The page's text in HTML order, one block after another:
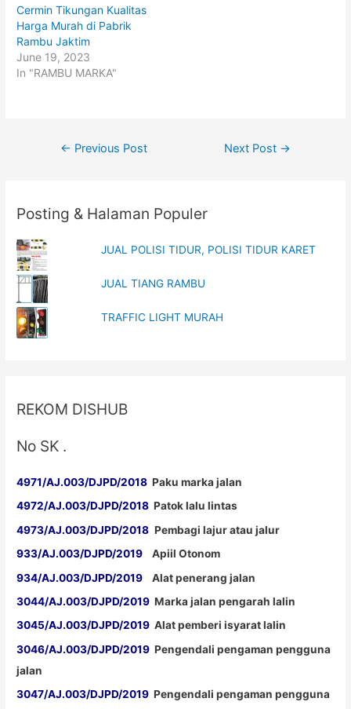
t
e
r
(
O
p
e
n
b
o
o
k
(
O
p
e
w
Cermin Tikungan Kualitas
Harga Murah di Pabrik
Rambu Jaktim
June 19, 2023
In "RAMBU MARKA"
Post
← Previous Post Next Post →
Posting & Halaman Populer
JUAL POLISI TIDUR, POLISI TIDUR KARET
JUAL TIANG RAMBU
TRAFFIC LIGHT MURAH
REKOM DISHUB
No SK .
4971/AJ.003/DJPD/2018 Paku marka jalan
4972/AJ.003/DJPD/2018 Patok lalu lintas
4973/AJ.003/DJPD/2018 Pembagi lajur atau jalur
933/AJ.003/DJPD/2019 Apiil Otonom
934/AJ.003/DJPD/2019 Alat penerang jalan
3044/AJ.003/DJPD/2019 Marka jalan pengarah lalin
3045/AJ.003/DJPD/2019 Alat pemberi isyarat lalin
3046/AJ.003/DJPD/2019 Pengendali pengaman pengguna
jalan
3047/AJ.003/DJPD/2019 Pengendali pengaman pengguna